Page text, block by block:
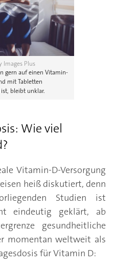
Plus
gern auf einen Vitamin-
mit Tabletten
bleibt unklar.
Wie viel
Vitamin-D-Versorgung
heiß diskutiert, denn
Studien ist
eindeutig geklärt, ab
gesundheitliche
momentan weltweit als
für Vitamin D: